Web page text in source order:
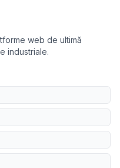
web de ultimă
industriale.